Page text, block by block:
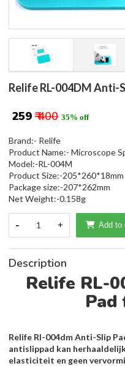
Relife RL-004DM Anti-
₹ 259 ₹ 400 35% off
Brand:- Relife
Product Name:- Microscope
Model:-RL-004M
Product Size:-205*260*18mm
Package size:-207*262mm
Net Weight:-0.158g
- 1 + Add to
Description
Relife RL-
Relife Rl-004dm Anti-Slip
antislippad kan
elasticiteit en geen